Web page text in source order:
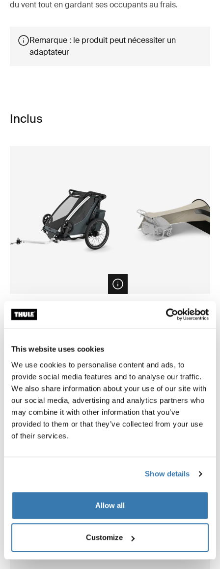
This website uses cookies
We use cookies to personalise content and ads, to
provide social media features and to analyse our traffic.
We also share information about your use of our site with
our social media, advertising and analytics partners who
may combine it with other information that you’ve
provided to them or that they’ve collected from your use
of their services.
Show details
Allow all
Customize
du vent tout en gardant ses occupants au frais.
Remarque : le produit peut nécessiter un
adaptateur
Inclus
Open info modal
Thule Chariot Cross 2 single
remorque vélo pour enfant 1 place
Dark Slate
Thule sun and wind tarp
Tarp pare-soleil et pare-vent
149,95 €
Explorer les offres groupées